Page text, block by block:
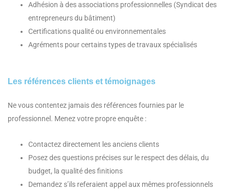
Adhésion à des associations professionnelles (Syndicat des
entrepreneurs du bâtiment)
Certifications qualité ou environnementales
Agréments pour certains types de travaux spécialisés
Les références clients et témoignages
Ne vous contentez jamais des références fournies par le
professionnel. Menez votre propre enquête :
Contactez directement les anciens clients
Posez des questions précises sur le respect des délais, du
budget, la qualité des finitions
Demandez s’ils referaient appel aux mêmes professionnels